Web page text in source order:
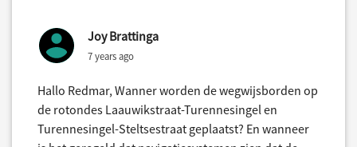
Joy Brattinga
7 years ago
Hallo Redmar, Wanner worden de wegwijsborden op
de rotondes Laauwikstraat-Turennesingel en
Turennesingel-Steltsestraat geplaatst? En wanneer